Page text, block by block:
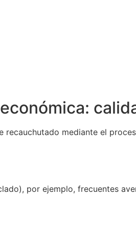
mediante el
por ejemplo, frecuentes